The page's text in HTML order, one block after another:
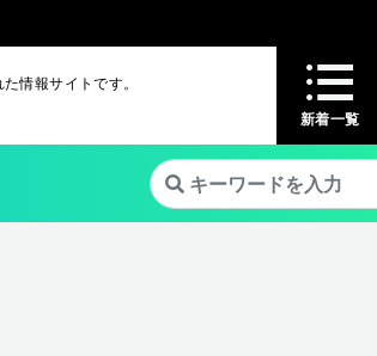
情報サイトです。
新着一覧